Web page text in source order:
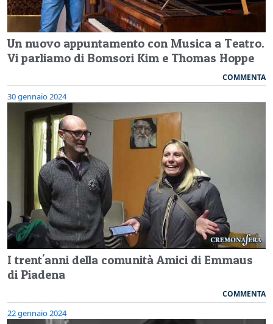
Un nuovo appuntamento con Musica a Teatro.
Vi parliamo di Bomsori Kim e Thomas Hoppe
COMMENTA
30 gennaio 2024
I trent'anni della comunità Amici di Emmaus
di Piadena
COMMENTA
22 gennaio 2024